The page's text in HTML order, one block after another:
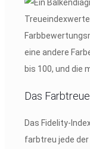
Das
Das Fidelity-
farbtreu jede